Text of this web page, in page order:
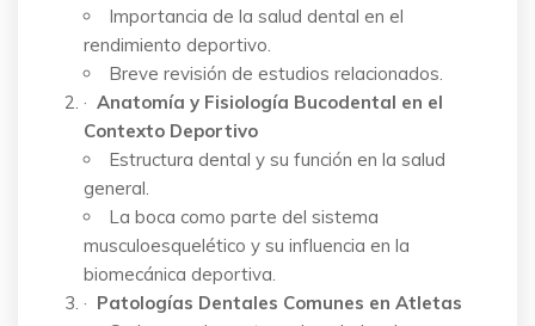
Importancia de la salud dental en el
rendimiento deportivo.
Breve revisión de estudios relacionados.
· Anatomía y Fisiología Bucodental en el
Contexto Deportivo
Estructura dental y su función en la salud
general.
La boca como parte del sistema
musculoesquelético y su influencia en la
biomecánica deportiva.
· Patologías Dentales Comunes en Atletas